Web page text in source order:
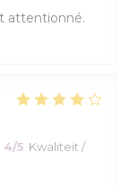
attentionné.
4/5 Kwaliteit /